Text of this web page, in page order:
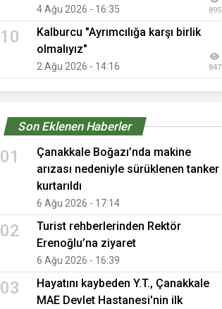
4 Ağu 2026 - 16:35 895
10
Kalburcu "Ayrımcılığa karşı birlik
olmalıyız"
2 Ağu 2026 - 14:16 847
Son Eklenen Haberler
01
Çanakkale Boğazı’nda makine
arızası nedeniyle sürüklenen tanker
kurtarıldı
6 Ağu 2026 - 17:14
02
Turist rehberlerinden Rektör
Erenoğlu’na ziyaret
6 Ağu 2026 - 16:39
03
Hayatını kaybeden Y.T., Çanakkale
MAE Devlet Hastanesi'nin ilk